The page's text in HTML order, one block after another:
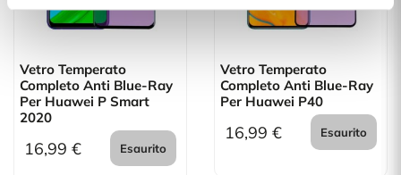
Vetro Temperato
Completo Anti Blue-Ray
Per Huawei P Smart
2020
16,99 € Esaurito
Vetro Temperato
Completo Anti Blue-Ray
Per Huawei P40
16,99 € Esaurito